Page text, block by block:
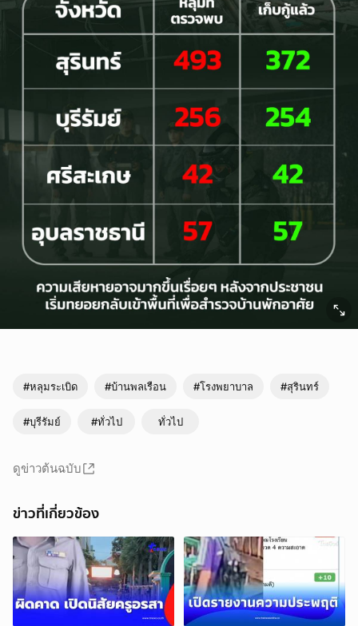
#หลุมระเบิด #บ้านพลเรือน #โรงพยาบาล #สุรินทร์
#บุรีรัมย์ #ทั่วไป ทั่วไป
ดูข่าวต้นฉบับ
ข่าวที่เกี่ยวข้อง